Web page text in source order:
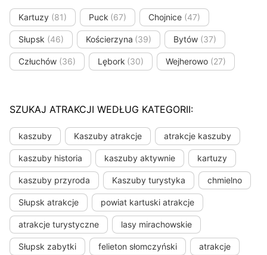
Kartuzy (81) Puck (67) Chojnice (47)
Słupsk (46) Kościerzyna (39) Bytów (37)
Człuchów (36) Lębork (30) Wejherowo (27)
SZUKAJ ATRAKCJI WEDŁUG KATEGORII:
kaszuby Kaszuby atrakcje atrakcje kaszuby
kaszuby historia kaszuby aktywnie kartuzy
kaszuby przyroda Kaszuby turystyka chmielno
Słupsk atrakcje powiat kartuski atrakcje
atrakcje turystyczne lasy mirachowskie
Słupsk zabytki felieton słomczyński atrakcje